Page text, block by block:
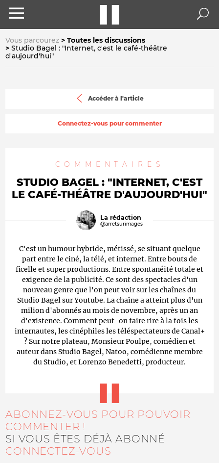
Vous parcourez
Toutes les discussions
Studio Bagel : "Internet, c'est le café-théâtre
d'aujourd'hui"
Accéder à l'article
Connectez-vous pour commenter
COMMENTAIRES
STUDIO BAGEL : "INTERNET, C'EST
LE CAFÉ-THÉÂTRE D'AUJOURD'HUI"
La rédaction
@arretsurimages
C'est un humour hybride, métissé, se situant quelque
part entre le ciné, la télé, et internet. Entre bouts de
ficelle et super productions. Entre spontanéité totale et
exigence de la publicité. Ce sont des spectacles d'un
nouveau genre que l'on peut voir sur les chaînes du
Studio Bagel sur Youtube. La chaîne a atteint plus d'un
milion d'abonnés au mois de novembre, après un an
d'existence. Comment peut-on faire rire à la fois les
internautes, les cinéphiles les téléspectateurs de Canal+
? Sur notre plateau, Monsieur Poulpe, comédien et
auteur dans Studio Bagel, Natoo, comédienne membre
du Studio, et Lorenzo Benedetti, producteur.
ABONNEZ-VOUS POUR POUVOIR
COMMENTER !
SI VOUS ÊTES DÉJÀ ABONNÉ
CONNECTEZ-VOUS